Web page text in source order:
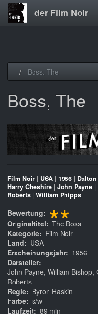
der Film Noir
Boss, The
Boss, The
Film Noir | USA | 1956 |
Harry Cheshire | John Payne |
Roberts | William Phipps
Bewertung **
Originaltitel
The Boss
Kategorie
Film Noir
Land
USA
Erscheinungsjahr
1956
Darsteller
John Payne, William
Roberts
Regie
Byron Haskin
Farbe s/w
Laufzeit 89 min